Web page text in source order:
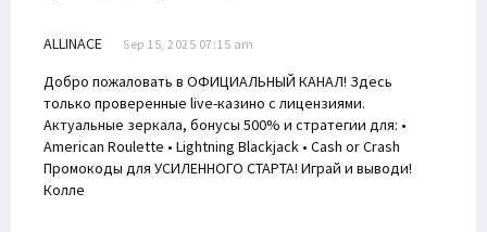
ALLINACE Sep 15, 2025 07:15 am
Добро пожаловать в ОФИЦИАЛЬНЫЙ КАНАЛ! Здесь
только проверенные live-казино с лицензиями.
Актуальные зеркала, бонусы 500% и стратегии для: •
American Roulette • Lightning Blackjack • Cash or Crash
Промокоды для УСИЛЕННОГО СТАРТА! Играй и выводи!
Колле